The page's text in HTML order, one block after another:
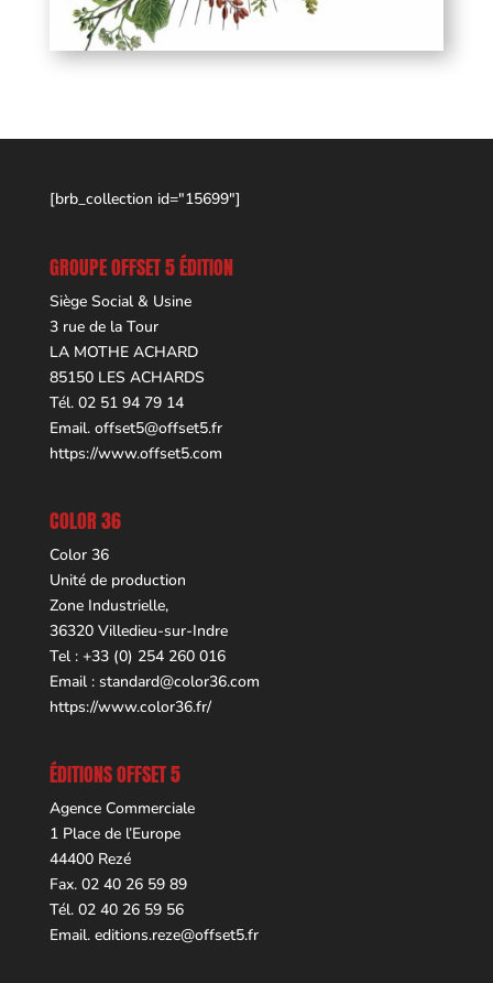
[brb_collection id="15699"]
GROUPE OFFSET 5 ÉDITION
Siège Social & Usine
3 rue de la Tour
LA MOTHE ACHARD
85150 LES ACHARDS
Tél. 02 51 94 79 14
Email. offset5@offset5.fr
https://www.offset5.com
COLOR 36
Color 36
Unité de production
Zone Industrielle,
36320 Villedieu-sur-Indre
Tel : +33 (0) 254 260 016
Email : standard@color36.com
https://www.color36.fr/
ÉDITIONS OFFSET 5
Agence Commerciale
1 Place de l’Europe
44400 Rezé
Fax. 02 40 26 59 89
Tél. 02 40 26 59 56
Email. editions.reze@offset5.fr